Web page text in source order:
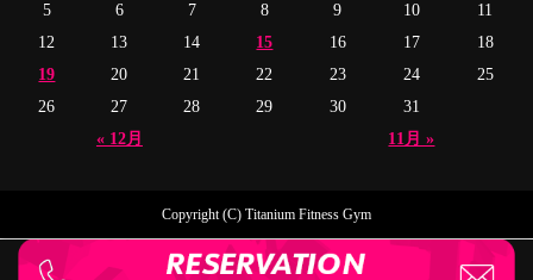
« 12月 11月 »
5
6 7 8 9 10
11
12
13 14 15 16 17
18
19
20 21 22 23 24
25
26
27 28 29 30 31
Copyright (C) Titanium Fitness Gym